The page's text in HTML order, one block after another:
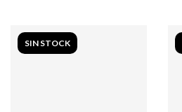
SIN STOCK